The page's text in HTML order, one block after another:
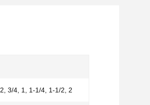
3/4, 1, 1-1/4, 1-1/2, 2